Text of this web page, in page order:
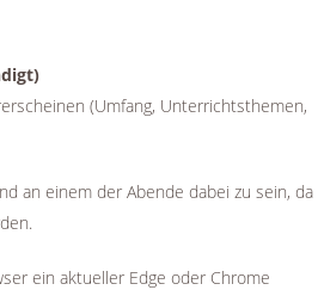
(Umfang, Unterrichtsthemen,
an einem der Abende dabei zu sein, da
ein aktueller Edge oder Chrome